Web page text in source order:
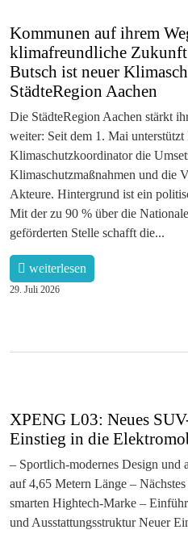
Kommunen auf ihrem
klimafreundliche
Butsch ist neuer
StädteRegion Aachen
Die StädteRegion Aachen stärkt
weiter: Seit dem 1. Mai
Klimaschutzkoordinator die
Klimaschutzmaßnahmen und die
Akteure. Hintergrund ist ein
Mit der zu 90 % über die
geförderten Stelle schafft die...
weiterlesen
29. Juli 2026
XPENG L03: Neues
Einstieg in die
– Sportlich-modernes Design und
auf 4,65 Metern Länge –
smarten Hightech-Marke –
und Ausstattungsstruktur Neuer